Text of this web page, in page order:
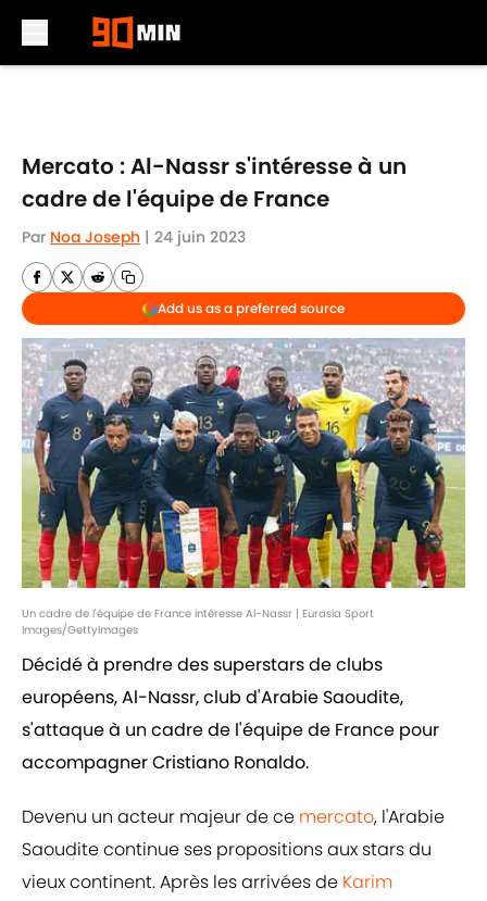
Mercato : Al-Nassr s'intéresse à un
cadre de l'équipe de France
Par Noa Joseph | 24 juin 2023
Add us as a preferred source
Un cadre de l'équipe de France intéresse Al-Nassr | Eurasia Sport
Images/GettyImages
Décidé à prendre des superstars de clubs
européens, Al-Nassr, club d'Arabie Saoudite,
s'attaque à un cadre de l'équipe de France pour
accompagner Cristiano Ronaldo.
Devenu un acteur majeur de ce mercato, l'Arabie
Saoudite continue ses propositions aux stars du
vieux continent. Après les arrivées de Karim